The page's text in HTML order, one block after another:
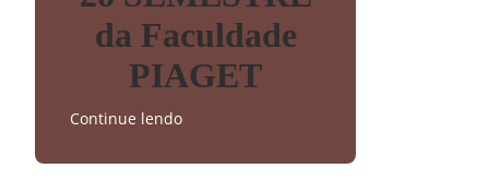
da Faculdade
PIAGET
Continue lendo